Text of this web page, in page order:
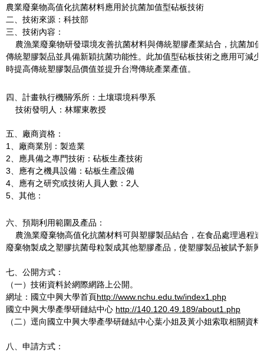
農業廢棄物高值化抗菌材料應用於抗菌加值型砧板技術
二、技術來源：科技部
三、技術內容：
農漁業廢棄物研發環境友善抗菌材料與傳統塑膠產業結合，抗菌加
傳統塑膠製品並具備新穎抗菌功能性。此加值型砧板技術之應用可減
時提高傳統塑膠製品價值並提升台灣傳統產業產值。
四、計畫執行機關∕系所：土壤環境科學系
技術發明人：林耀東教授
五、廠商資格：
1、廠商業別：製造業
2、應具備之專門技術：砧板生產技術
3、應有之機具設備：砧板生產設備
4、應有之研究或技術人員人數：2人
5、其他：
六、預期利用範圍及產品：
農漁業廢棄物高值化抗菌材料可與塑膠製品結合，在食品處理過程
廢棄物製成之塑膠抗菌母粒製成其他塑膠產品，使塑膠製品被賦予新
七、公開方式：
（一）技術資料於網際網路上公開。
網址：國立中興大學首頁http://www.nchu.edu.tw/index1.php
國立中興大學產學研鏈結中心 http://140.120.49.189/about1.php
（二）逕向國立中興大學產學研鏈結中心葉小姐及黃小姐索取相關資料
八、申請方式：